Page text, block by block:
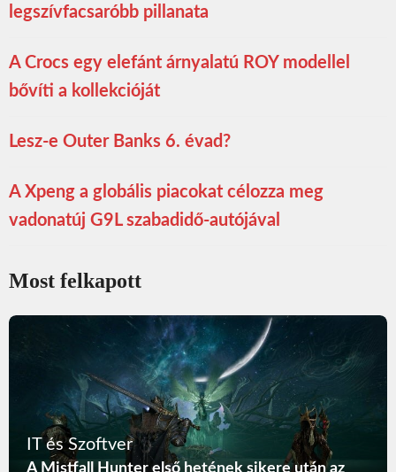
legszívfacsaróbb pillanata
A Crocs egy elefánt árnyalatú ROY modellel
bővíti a kollekcióját
Lesz-e Outer Banks 6. évad?
A Xpeng a globális piacokat célozza meg
vadonatúj G9L szabadidő-autójával
Most felkapott
IT és Szoftver
A Mistfall Hunter első hetének sikere után az